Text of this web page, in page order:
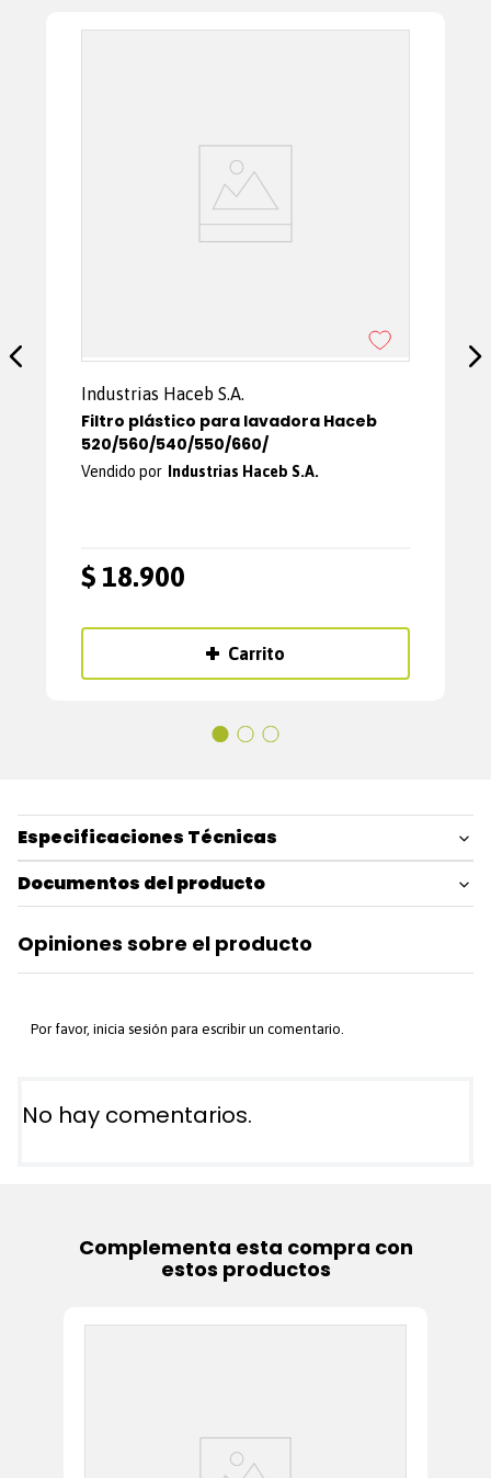
Industrias Haceb S.A.
Filtro plástico para lavadora Haceb
520/560/540/550/660/
Industrias Haceb S.A.
$ 18.900
Carrito
Especificaciones Técnicas
Documentos del producto
Opiniones sobre el producto
Por favor, inicia sesión para escribir un comentario.
No hay comentarios.
Complementa esta compra con
estos productos